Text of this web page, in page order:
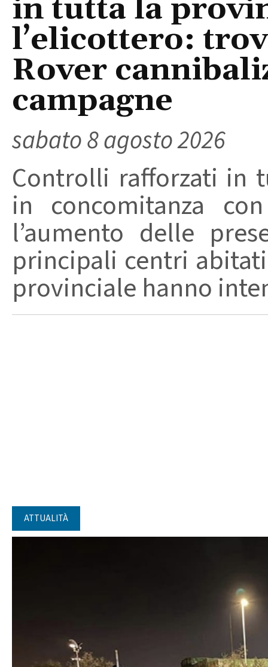
in tutta la
l’elicottero:
Rover
campagne
sabato 8 agosto 2026
Controlli rafforzati in
in concomitanza
l’aumento delle
principali centri
provinciale hanno
ATTUALITÀ